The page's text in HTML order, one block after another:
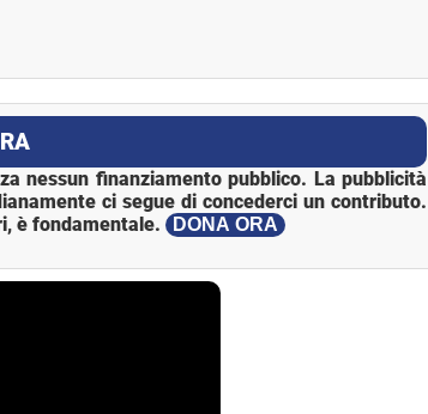
nessun finanziamento pubblico. La pubblicità
ci segue di concederci un contributo.
è fondamentale.
DONA ORA